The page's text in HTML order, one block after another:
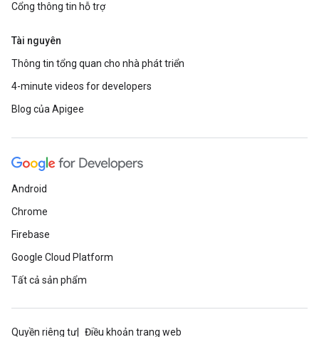
Cổng thông tin hỗ trợ
Tài nguyên
Thông tin tổng quan cho nhà phát triển
4-minute videos for developers
Blog của Apigee
Android
Chrome
Firebase
Google Cloud Platform
Tất cả sản phẩm
Quyền riêng tư Điều khoản trang web